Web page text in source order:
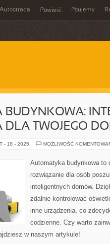
Autostrada Powieść Psujemy
DLA TWOJEGO
- 18 - 2025 MOŻLIWOŚĆ
Automatyka budynkowa to
rozwiązanie dla osób
inteligentnych domów.
zdalnie kontrolować
inne urządzenia, co
codzienne. Czy warto
w naszym artykule!